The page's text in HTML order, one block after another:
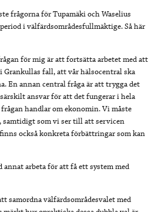
frågorna för Tupamäki och Waselius
i välfärdsområdesfullmäktige. Så här
för mig är att fortsätta arbetet med att
Grankullas fall, att vår hälsocentral ska
En annan central fråga är att trygga det
ansvar för att det fungerar i hela
handlar om ekonomin. Vi måste
samtidigt som vi ser till att servicen
också konkreta förbättringar som kan
arbeta för att få ett system med
samordna välfärdsområdesvalet med